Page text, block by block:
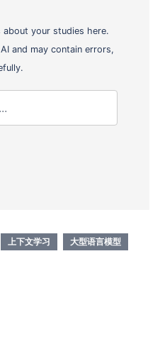
about your studies here.
and may contain errors,
上下文学习
大型语言模型